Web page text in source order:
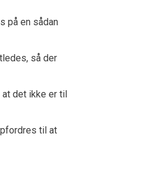
på en sådan
så der
det ikke er til
til at